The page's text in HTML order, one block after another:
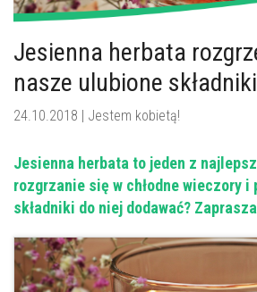
Jesienna herbata
nasze ulubione składniki
24.10.2018 | Jestem kobietą!
Jesienna herbata to jeden z
rozgrzanie się w chłodne wieczory
składniki do niej dodawać?